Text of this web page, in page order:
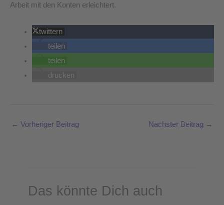
Arbeit mit den Konten erleichtert.
twittern
teilen
teilen
drucken
← Vorheriger Beitrag Nächster Beitrag →
Das könnte Dich auch